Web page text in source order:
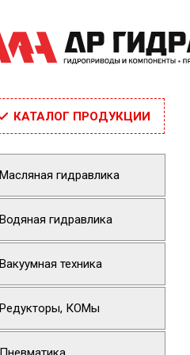
КАТАЛОГ ПРОДУКЦИИ
Масляная гидравлика
Водяная гидравлика
Вакуумная техника
Редукторы, КОМы